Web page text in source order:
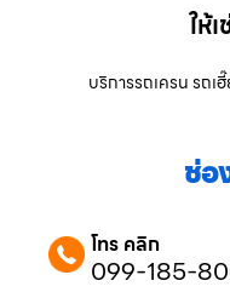
ให้
บริการรถเครน รถ
ช่อ
โทร คลิก
099-185-